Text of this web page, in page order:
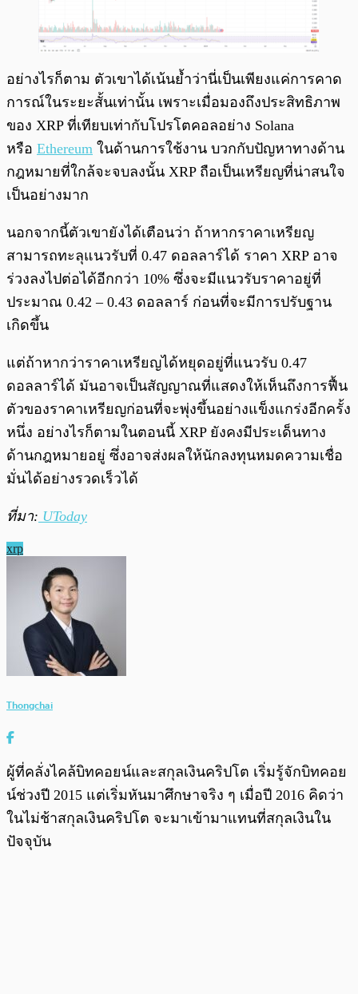
อย่างไรก็ตาม ตัวเขาได้เน้นย้ำว่านี่เป็นเพียงแค่การคาด
การณ์ในระยะสั้นเท่านั้น เพราะเมื่อมองถึงประสิทธิภาพ
ของ XRP ที่เทียบเท่ากับโปรโตคอลอย่าง Solana
หรือ Ethereum ในด้านการใช้งาน บวกกับปัญหาทางด้าน
กฎหมายที่ใกล้จะจบลงนั้น XRP ถือเป็นเหรียญที่น่าสนใจ
เป็นอย่างมาก
นอกจากนี้ตัวเขายังได้เตือนว่า ถ้าหากราคาเหรียญ
สามารถทะลุแนวรับที่ 0.47 ดอลลาร์ได้ ราคา XRP อาจ
ร่วงลงไปต่อได้อีกกว่า 10% ซึ่งจะมีแนวรับราคาอยู่ที่
ประมาณ 0.42 – 0.43 ดอลลาร์ ก่อนที่จะมีการปรับฐาน
เกิดขึ้น
แต่ถ้าหากว่าราคาเหรียญได้หยุดอยู่ที่แนวรับ 0.47
ดอลลาร์ได้ มันอาจเป็นสัญญาณที่แสดงให้เห็นถึงการฟื้น
ตัวของราคาเหรียญก่อนที่จะพุ่งขึ้นอย่างแข็งแกร่งอีกครั้ง
หนึ่ง อย่างไรก็ตามในตอนนี้ XRP ยังคงมีประเด็นทาง
ด้านกฎหมายอยู่ ซึ่งอาจส่งผลให้นักลงทุนหมดความเชื่อ
มั่นได้อย่างรวดเร็วได้
ที่มา: UToday
xrp
Thongchai
ผู้ที่คลั่งไคล้บิทคอยน์และสกุลเงินคริปโต เริ่มรู้จักบิทคอย
น์ช่วงปี 2015 แต่เริ่มหันมาศึกษาจริง ๆ เมื่อปี 2016 คิดว่า
ในไม่ช้าสกุลเงินคริปโต จะมาเข้ามาแทนที่สกุลเงินใน
ปัจจุบัน